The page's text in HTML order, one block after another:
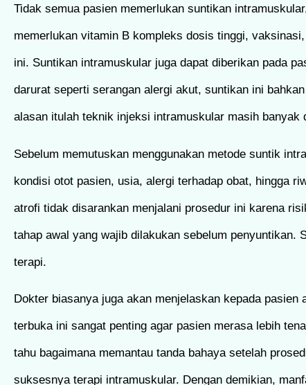
Tidak semua pasien memerlukan suntikan
memerlukan vitamin B kompleks dosis tinggi,
ini. Suntikan intramuskular juga dapat diberikan pada
darurat seperti serangan alergi akut, suntikan ini
alasan itulah teknik injeksi intramuskular masih banyak
Sebelum memutuskan menggunakan metode suntik
kondisi otot pasien, usia, alergi terhadap obat, hingga
atrofi tidak disarankan menjalani prosedur ini karena
tahap awal yang wajib dilakukan sebelum penyuntikan.
terapi.
Dokter biasanya juga akan menjelaskan kepada
terbuka ini sangat penting agar pasien merasa lebih
tahu bagaimana memantau tanda bahaya setelah
suksesnya terapi intramuskular. Dengan demikian,